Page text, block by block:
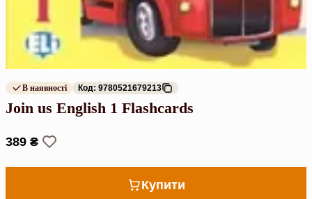
В наявності Код: 9780521679213
Join us English 1 Flashcards
389 ₴
Купити